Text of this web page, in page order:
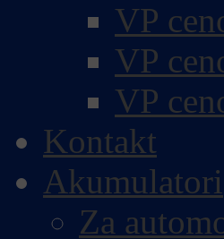
VP
VP
VP
Kontakt
Akumulatori
Za